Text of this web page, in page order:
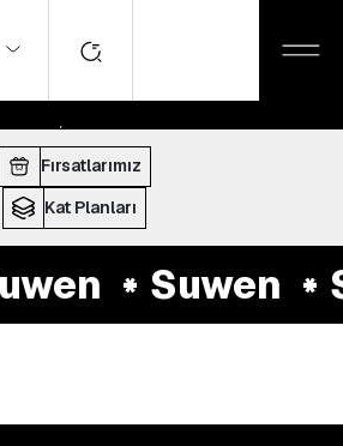
MAĞAZALAR
10:00 - 22:00
Fırsatlarımız
Kat Planları
Suwen